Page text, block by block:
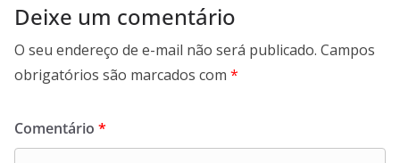
Deixe um comentário
O seu endereço de e-mail não será publicado. Campos
obrigatórios são marcados com *
Comentário *